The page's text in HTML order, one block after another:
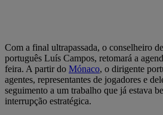
Com a final ultrapassada, o conselheiro
português Luís Campos, retomará a
feira. A partir do Mónaco, o dirigente
agentes, representantes de jogadores e
seguimento a um trabalho que já estava
interrupção estratégica.